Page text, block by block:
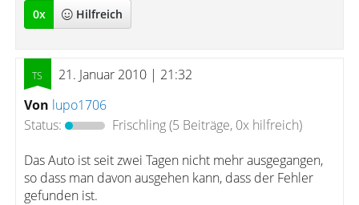
0x Hilfreich
21. Januar 2010 | 21:32
Von lupo1706
Status:
Frischling(5 Beiträge, 0x hilfreich)
Das Auto ist seit zwei Tagen nicht mehr ausgegangen,
so dass man davon ausgehen kann, dass der Fehler
gefunden ist.